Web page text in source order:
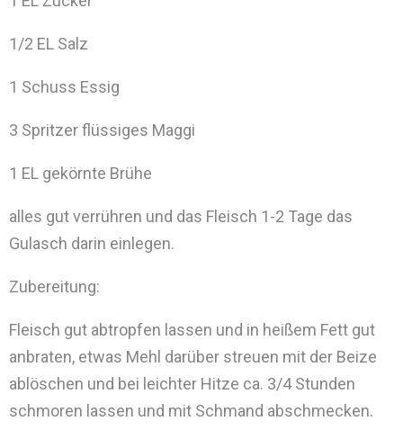
1/2 EL Salz
1 Schuss Essig
3 Spritzer flüssiges Maggi
1 EL gekörnte Brühe
alles gut verrühren und das Fleisch 1-2 Tage das
Gulasch darin einlegen.
Zubereitung:
Fleisch gut abtropfen lassen und in heißem Fett gut
anbraten, etwas Mehl darüber streuen mit der Beize
ablöschen und bei leichter Hitze ca. 3/4 Stunden
schmoren lassen und mit Schmand abschmecken.